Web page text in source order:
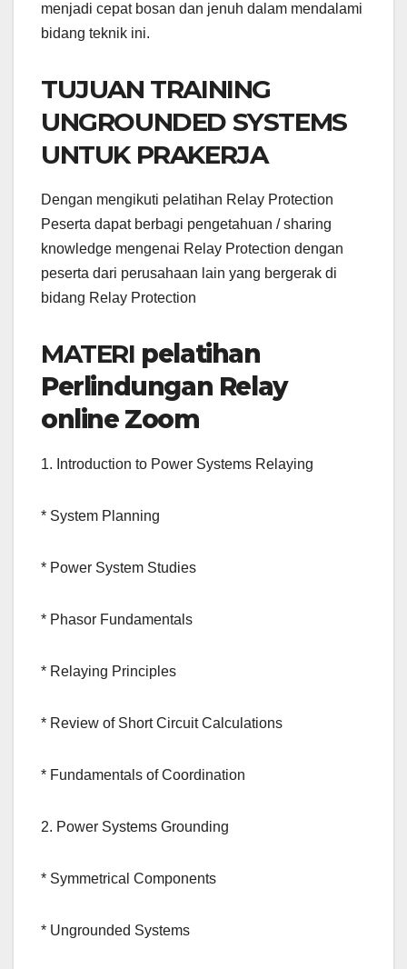
menjadi cepat bosan dan jenuh dalam mendalami
bidang teknik ini.
TUJUAN TRAINING
UNGROUNDED SYSTEMS
UNTUK PRAKERJA
Dengan mengikuti pelatihan Relay Protection
Peserta dapat berbagi pengetahuan / sharing
knowledge mengenai Relay Protection dengan
peserta dari perusahaan lain yang bergerak di
bidang Relay Protection
MATERI pelatihan
Perlindungan Relay
online Zoom
1. Introduction to Power Systems Relaying
* System Planning
* Power System Studies
* Phasor Fundamentals
* Relaying Principles
* Review of Short Circuit Calculations
* Fundamentals of Coordination
2. Power Systems Grounding
* Symmetrical Components
* Ungrounded Systems